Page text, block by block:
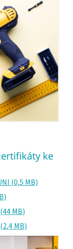
ke
(0,5 MB)
MB)
MB)